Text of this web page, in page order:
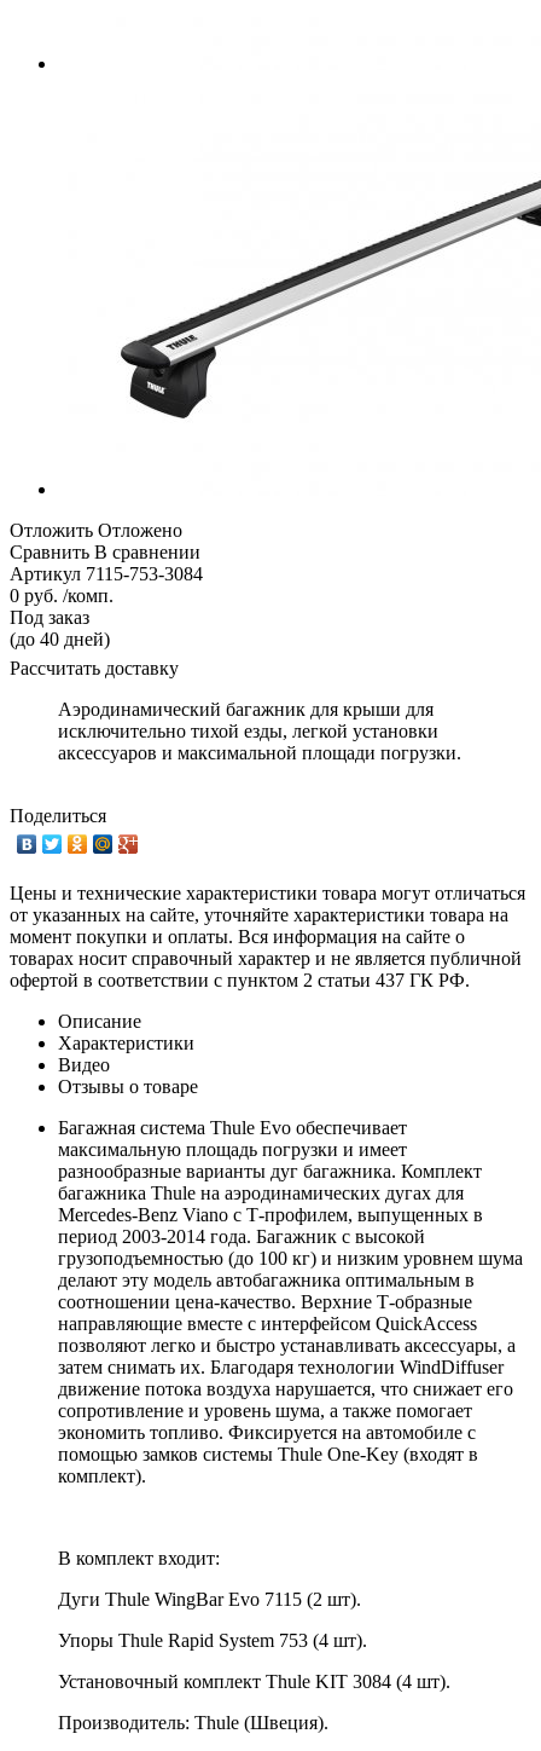
Отложить Отложено
Сравнить В сравнении
Артикул 7115-753-3084
0 руб. /комп.
Под заказ
(до 40 дней)
Рассчитать доставку
Аэродинамический багажник для крыши для
исключительно тихой езды, легкой установки
аксессуаров и максимальной площади погрузки.
Поделиться
Цены и технические характеристики товара могут отличаться
от указанных на сайте, уточняйте характеристики товара на
момент покупки и оплаты. Вся информация на сайте о
товарах носит справочный характер и не является публичной
офертой в соответствии с пунктом 2 статьи 437 ГК РФ.
Описание
Характеристики
Видео
Отзывы о товаре
Багажная система Thule Evo обеспечивает
максимальную площадь погрузки и имеет
разнообразные варианты дуг багажника. Комплект
багажника Thule на аэродинамических дугах для
Mercedes-Benz Viano с Т-профилем, выпущенных в
период 2003-2014 года. Багажник с высокой
грузоподъемностью (до 100 кг) и низким уровнем шума
делают эту модель автобагажника оптимальным в
соотношении цена-качество. Верхние Т-образные
направляющие вместе с интерфейсом QuickAccess
позволяют легко и быстро устанавливать аксессуары, а
затем снимать их. Благодаря технологии WindDiffuser
движение потока воздуха нарушается, что снижает его
сопротивление и уровень шума, а также помогает
экономить топливо. Фиксируется на автомобиле с
помощью замков системы Thule One-Key (входят в
комплект).
В комплект входит:
Дуги Thule WingBar Evo 7115 (2 шт).
Упоры Thule Rapid System 753 (4 шт).
Установочный комплект Thule KIT 3084 (4 шт).
Производитель: Thule (Швеция).